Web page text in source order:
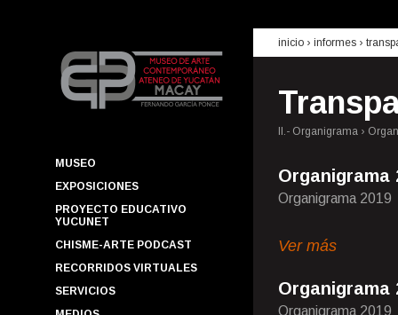
MUSEO
EXPOSICIONES
PROYECTO EDUCATIVO
YUCUNET
CHISME-ARTE PODCAST
RECORRIDOS VIRTUALES
SERVICIOS
inicio › informes ›
II.- Organigrama ›
Organigrama
Organigrama 2019
Ver más
Organigrama
Organigrama 2019